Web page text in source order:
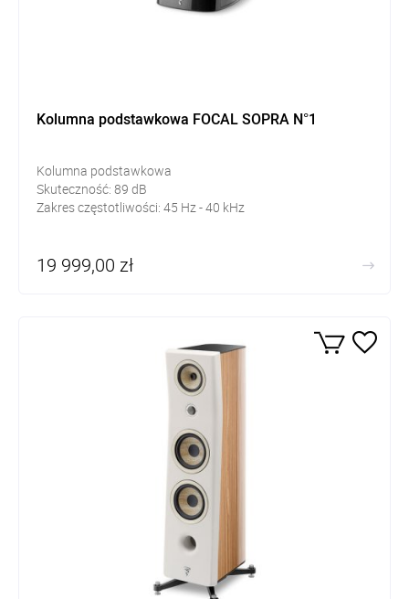
Kolumna podstawkowa FOCAL SOPRA N°1
Kolumna podstawkowa
Skuteczność: 89 dB
Zakres częstotliwości: 45 Hz - 40 kHz
19 999,00 zł